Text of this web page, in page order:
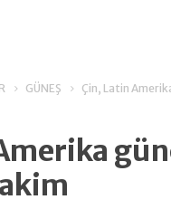
GÜNEŞ Çin, Latin